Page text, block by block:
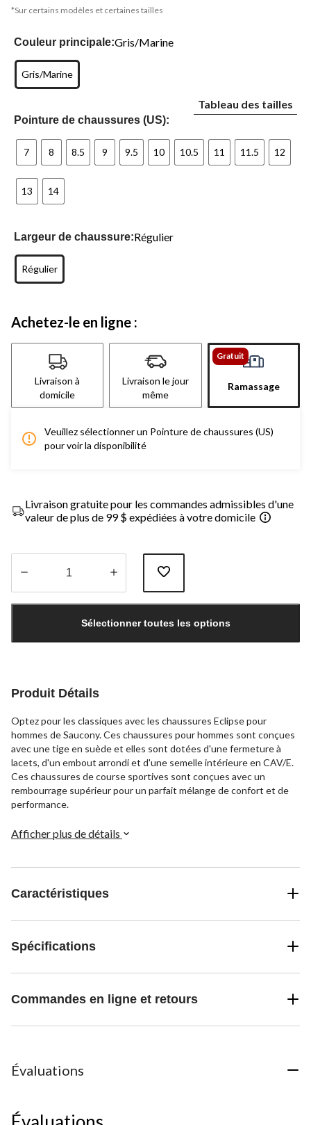
*Sur certains modèles et certaines tailles
Couleur principale:Gris/Marine
Gris/Marine
Pointure de chaussures (US):
Tableau des tailles
7 8 8.5 9 9.5 10 10.5 11 11.5 12
13 14
Largeur de chaussure:Régulier
Régulier
Achetez-le en ligne :
Livraison à
domicile
Livraison le jour
même
Gratuit
Ramassage
Veuillez sélectionner un Pointure de chaussures (US)
pour voir la disponibilité
Livraison gratuite pour les commandes admissibles d'une
valeur de plus de 99 $ expédiées à votre domicile
jour
Sélectionner toutes les options
Produit Détails
Optez pour les classiques avec les chaussures Eclipse pour
hommes de Saucony. Ces chaussures pour hommes sont conçues
avec une tige en suède et elles sont dotées d'une fermeture à
lacets, d'un embout arrondi et d'une semelle intérieure en CAV/E.
Ces chaussures de course sportives sont conçues avec un
rembourrage supérieur pour un parfait mélange de confort et de
performance.
Afficher plus de détails
Caractéristiques
Spécifications
Commandes en ligne et retours
Évaluations